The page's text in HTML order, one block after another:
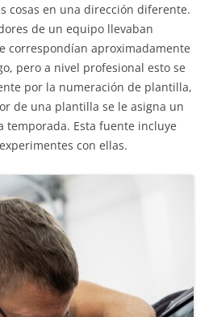
cosas en una dirección diferente.
de un equipo llevaban
correspondían aproximadamente
pero a nivel profesional esto se
por la numeración de plantilla,
de una plantilla se le asigna un
Esta fuente incluye
con ellas.